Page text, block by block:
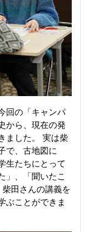
回の「キャンパ
から、現在の発
ました。 実は柴
で、古地図に
生たちにとって
」、「聞いたこ
田さんの講義を
ぶことができま